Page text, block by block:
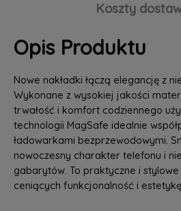
Koszty
Cena nie zawiera ewentualnych
Opis Produktu
Nowe nakładki łączą elegancję z
Wykonane z wysokiej jakości
trwałość i komfort codziennego
technologii MagSafe idealnie
ładowarkami bezprzewodowymi.
nowoczesny charakter telefonu i
gabarytów. To praktyczne i
ceniących funkcjonalność i